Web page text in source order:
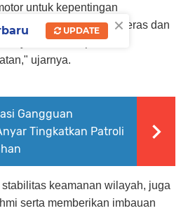
untuk kepentingan
minuman keras dan
karena dapat
ujarnya.
Gangguan
Tingkatkan Patroli
keamanan wilayah, juga
serta memberikan imbauan
×
UPDATE